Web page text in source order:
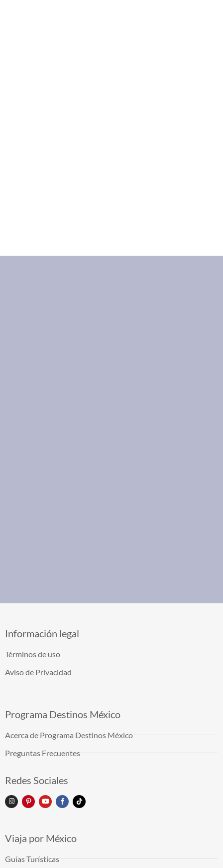
Información legal
Términos de uso
Aviso de Privacidad
Programa Destinos México
Acerca de Programa Destinos México
Preguntas Frecuentes
Redes Sociales
Viaja por México
Guías Turísticas